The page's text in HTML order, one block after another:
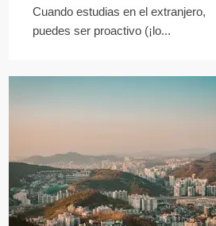
Cuando estudias en el extranjero,
puedes ser proactivo (¡lo...